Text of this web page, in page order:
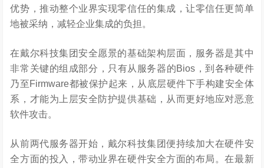
优势，推动整个业界实现零信任的集成，让零信任更简单
地被采纳，减轻企业集成的负担。
在戴尔科技集团安全愿景的基础架构层面，服务器是其中
非常关键的组成部分，只有从服务器的Bios，到各种硬件
乃至Firmware都被保护起来，从底层硬件下手构建安全体
系，才能为上层安全防护提供基础，从而更好地应对恶意
软件攻击。
从前两代服务器开始，戴尔科技集团便持续加大在硬件安
全方面的投入，带动业界在硬件安全方面的布局。在最新